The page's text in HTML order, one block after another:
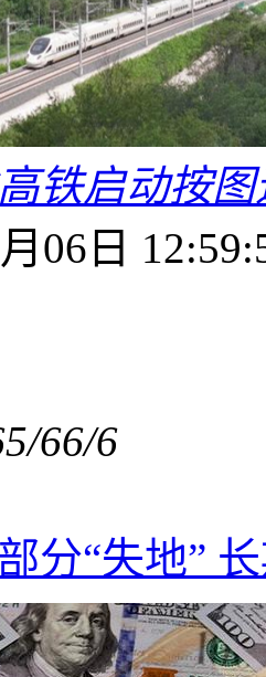
铁启动按
06日
5/66/6
分“失地”